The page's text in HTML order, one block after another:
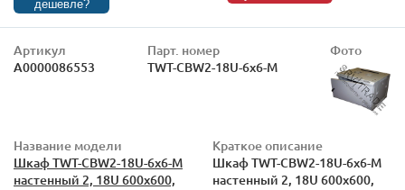
дешевле?
Артикул
А0000086553
Парт. номер
TWT-CBW2-18U-6x6-M
Фото
Название модели
Шкаф TWT-CBW2-18U-6x6-M
настенный 2, 18U 600x600,
Краткое описание
Шкаф TWT-CBW2-18U-6x6-M
настенный 2, 18U 600x600,